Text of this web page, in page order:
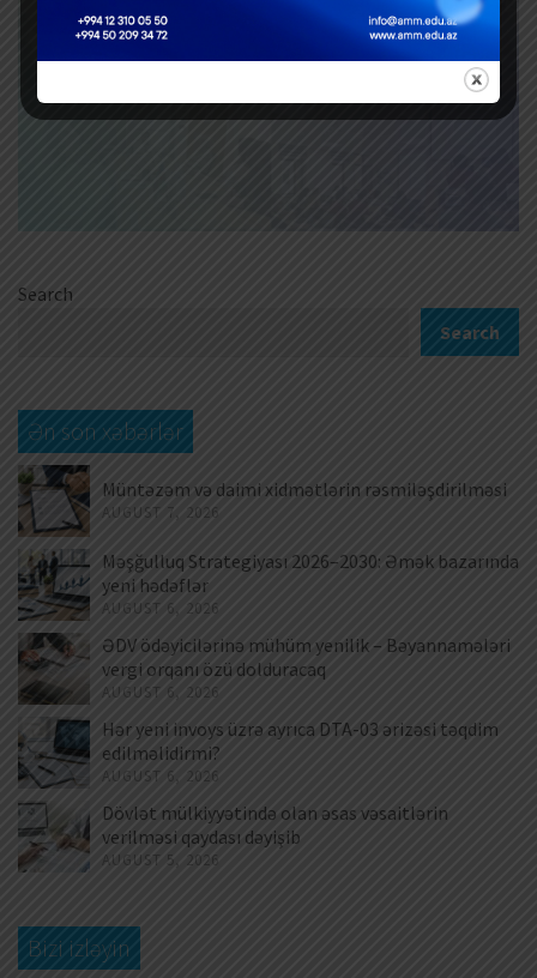
Search
Search
Ən son xəbərlər
Müntəzəm və daimi xidmətlərin rəsmiləşdirilməsi
AUGUST 7, 2026
Məşğulluq Strategiyası 2026–2030: Əmək bazarında
yeni hədəflər
AUGUST 6, 2026
ƏDV ödəyicilərinə mühüm yenilik – Bəyannamələri
vergi orqanı özü dolduracaq
AUGUST 6, 2026
Hər yeni invoys üzrə ayrıca DTA-03 ərizəsi təqdim
edilməlidirmi?
AUGUST 6, 2026
Dövlət mülkiyyətində olan əsas vəsaitlərin
verilməsi qaydası dəyişib
AUGUST 5, 2026
Bizi izləyin